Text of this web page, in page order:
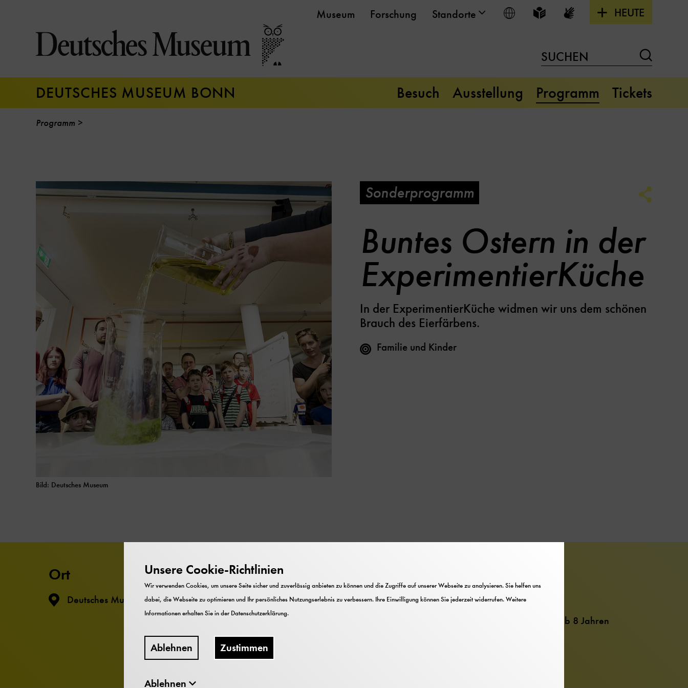
Seiteninhalt
Museum Forschung Standorte Sprache wählen
Leichte Sprache
Gebärdensprache
HEUTE
SUCHEN
DEUTSCHES MUSEUM BONN Besuch Ausstellung Programm Tickets
Programm
Bild: Deutsches Museum
Sonderprogramm
Buntes Ostern in der
ExperimentierKüche
In der ExperimentierKüche widmen wir uns dem schönen
Brauch des Eierfärbens.
Familie und Kinder
Ort
Deutsches Museum Bonn
Kosten
Die Teilnahme ist im Museumseintritt
enthalten.
Barrierefrei
Altersempfehlung: ab 8 Jahren
Unsere Cookie-Richtlinien
Wir verwenden Cookies, um unsere Seite sicher und zuverlässig anbieten zu können und die Zugriffe auf unserer Webseite zu analysieren. Sie helfen uns
dabei, die Webseite zu optimieren und Ihr persönliches Nutzungserlebnis zu verbessern. Ihre Einwilligung können Sie jederzeit widerrufen. Weitere
Informationen erhalten Sie in derDatenschutzerklärung.
Ablehnen Zustimmen
Ablehnen